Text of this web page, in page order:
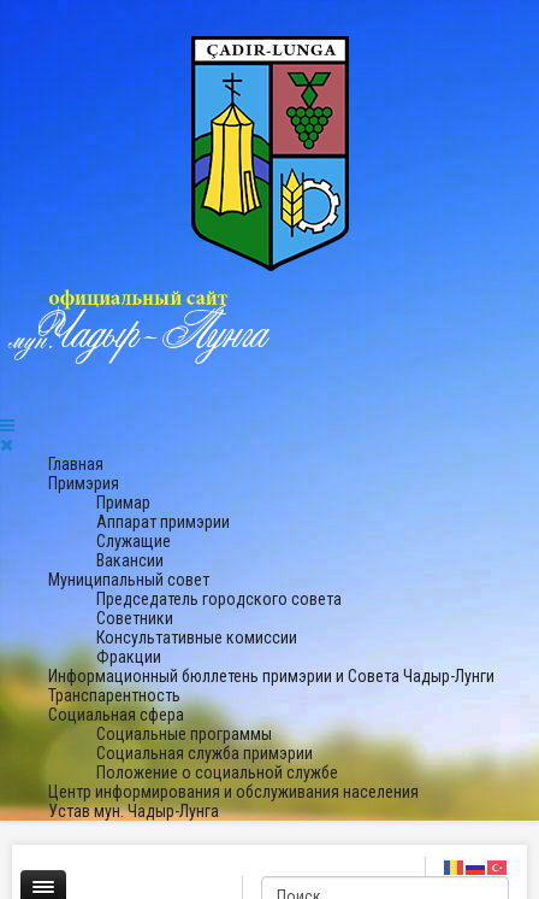
Главная
Примэрия
Примар
Аппарат примэрии
Служащие
Вакансии
Муниципальный совет
Председатель городского совета
Советники
Консультативные комиссии
Фракции
Информационный бюллетень примэрии и Совета Чадыр-Лунги
Транспарентность
Социальная сфера
Социальные программы
Социальная служба примэрии
Положение о социальной службе
Центр информирования и обслуживания населения
Устав мун. Чадыр-Лунга